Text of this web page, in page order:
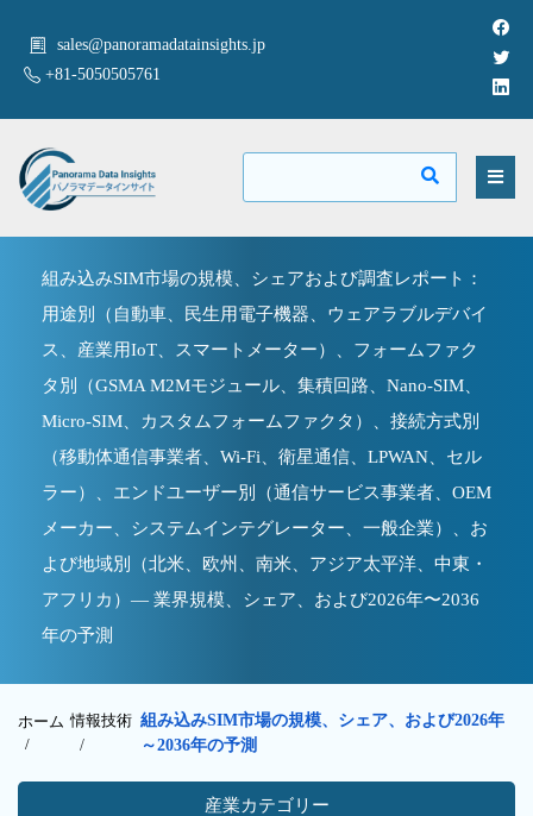
sales@panoramadatainsights.jp
+81-5050505761
組み込みSIM市場の規模、シェアおよび調査レポート：
用途別（自動車、民生用電子機器、ウェアラブルデバイ
ス、産業用IoT、スマートメーター）、フォームファク
タ別（GSMA M2Mモジュール、集積回路、Nano-SIM、
Micro-SIM、カスタムフォームファクタ）、接続方式別
（移動体通信事業者、Wi-Fi、衛星通信、LPWAN、セル
ラー）、エンドユーザー別（通信サービス事業者、OEM
メーカー、システムインテグレーター、一般企業）、お
よび地域別（北米、欧州、南米、アジア太平洋、中東・
アフリカ）— 業界規模、シェア、および2026年〜2036
年の予測
ホーム
/
情報技術
/
組み込みSIM市場の規模、シェア、および2026年
～2036年の予測
産業カテゴリー